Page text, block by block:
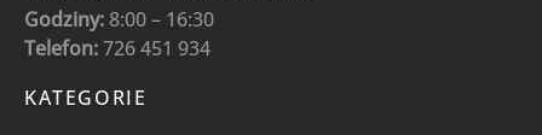
Godziny: 8:00 – 16:30
Telefon:726 451 934
KATEGORIE